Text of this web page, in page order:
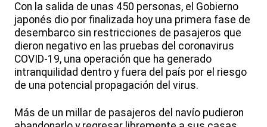
Con la salida de unas 450 personas, el Gobierno
japonés dio por finalizada hoy una primera fase de
desembarco sin restricciones de pasajeros que
dieron negativo en las pruebas del coronavirus
COVID-19, una operación que ha generado
intranquilidad dentro y fuera del país por el riesgo
de una potencial propagación del virus.
Más de un millar de pasajeros del navío pudieron